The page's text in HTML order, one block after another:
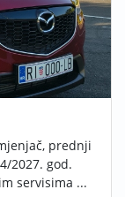
prednji
2027. god.
servisima ...